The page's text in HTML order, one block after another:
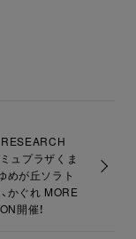
ュプラザくま
めが丘ソラト
かぐれ MORE
開催！